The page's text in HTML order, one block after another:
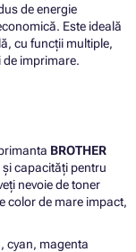
de energie
Este ideală
cu funcții multiple,
imprimare.
BROTHER
capacități pentru
nevoie de toner
color de mare impact,
cyan, magenta